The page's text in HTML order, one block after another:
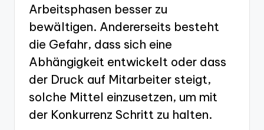
Arbeitsphasen besser zu
bewältigen. Andererseits besteht
die Gefahr, dass sich eine
Abhängigkeit entwickelt oder dass
der Druck auf Mitarbeiter steigt,
solche Mittel einzusetzen, um mit
der Konkurrenz Schritt zu halten.